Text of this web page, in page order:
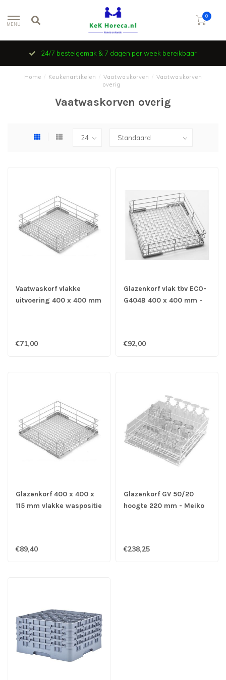
MENU
0
24/7 bestelgemak & 7 dagen per week bereikbaar
Home Keukenartikelen Vaatwaskorven
Vaatwaskorven
overig
Vaatwaskorven overig
Vaatwaskorf vlakke
uitvoering 400 x 400 mm
€71,00
Glazenkorf vlak tbv ECO-
G404B 400 x 400 mm -
€92,00
Glazenkorf 400 x 400 x
115 mm vlakke waspositie
€89,40
Glazenkorf GV 50/20
hoogte 220 mm - Meiko
€238,25